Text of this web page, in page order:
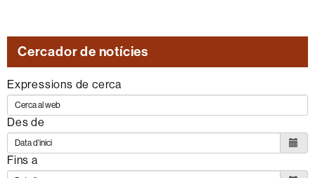
Cercador de notícies
Expressions de cerca
Des de
Fins a